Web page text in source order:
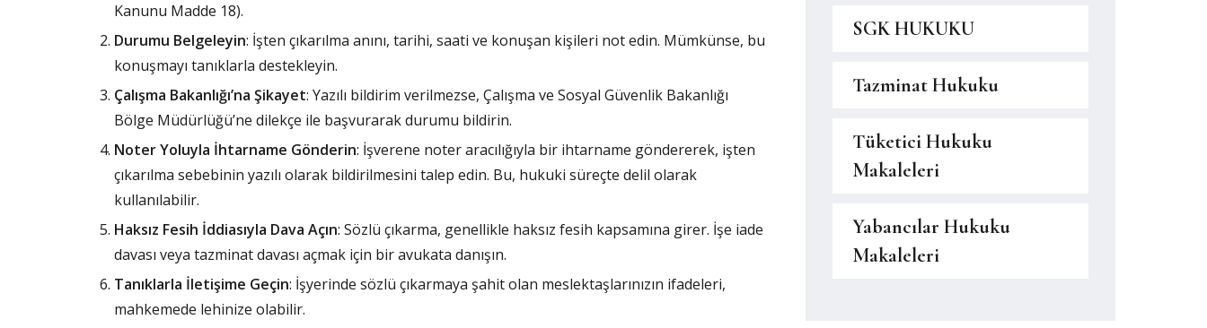
Kanunu Madde 18).
Durumu Belgeleyin: İşten çıkarılma anını, tarihi, saati ve konuşan kişileri not edin. Mümkünse, bu
konuşmayı tanıklarla destekleyin.
Çalışma Bakanlığı’na Şikayet: Yazılı bildirim verilmezse, Çalışma ve Sosyal Güvenlik Bakanlığı
Bölge Müdürlüğü’ne dilekçe ile başvurarak durumu bildirin.
Noter Yoluyla İhtarname Gönderin: İşverene noter aracılığıyla bir ihtarname göndererek, işten
çıkarılma sebebinin yazılı olarak bildirilmesini talep edin. Bu, hukuki süreçte delil olarak
kullanılabilir.
Haksız Fesih İddiasıyla Dava Açın: Sözlü çıkarma, genellikle haksız fesih kapsamına girer. İşe iade
davası veya tazminat davası açmak için bir avukata danışın.
Tanıklarla İletişime Geçin: İşyerinde sözlü çıkarmaya şahit olan meslektaşlarınızın ifadeleri,
mahkemede lehinize olabilir.
SGK HUKUKU
Tazminat Hukuku
Tüketici Hukuku
Makaleleri
Yabancılar Hukuku
Makaleleri